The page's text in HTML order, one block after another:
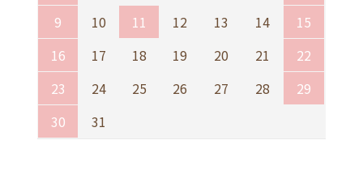
9
10 11 12 13 14
15
16
17 18 19 20 21
22
23
24 25 26 27 28
29
30
31